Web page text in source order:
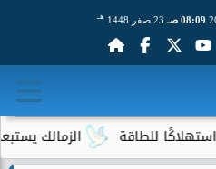
08:09 صـ 23 صفر 1448 هـ
الزمالك يستبعد 4 لاعبين شباب من حساباته في الموسم الجديد للطاقة